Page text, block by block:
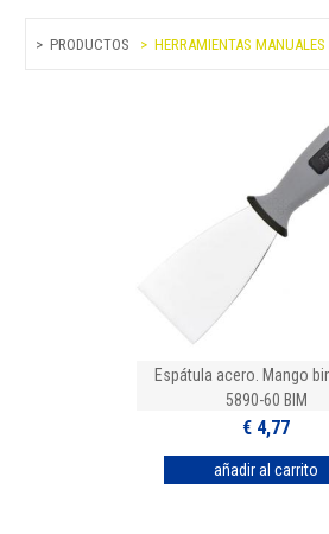
PRODUCTOS HERRAMIENTAS
Espátula acero. Mango
5890-60 BIM
€ 4,77